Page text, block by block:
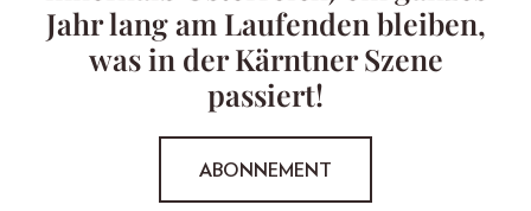
Jahr lang am Laufenden bleiben,
was in der Kärntner Szene
passiert!
ABONNEMENT